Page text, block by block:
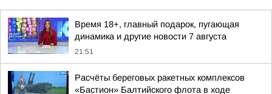
Время 18+, главный подарок, пугающая
динамика и другие новости 7 августа
21:51
Расчёты береговых ракетных комплексов
«Бастион» Балтийского флота в ходе